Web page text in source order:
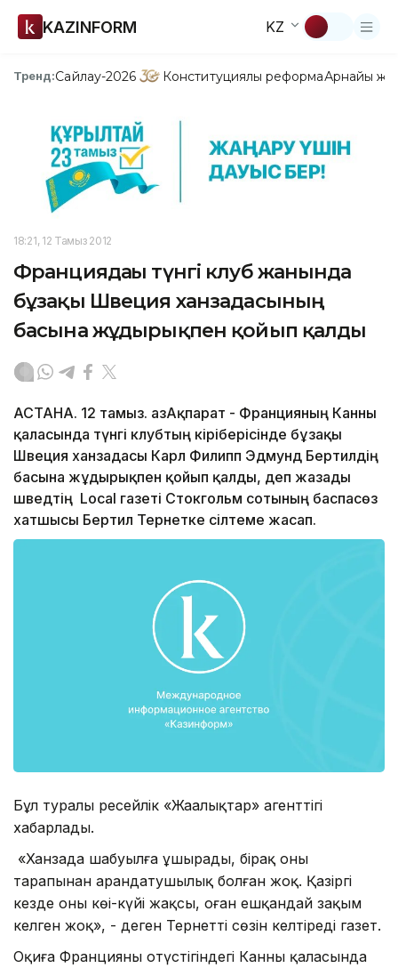
KAZINFORM KZ
Тренд:Сайлау-2026 Конституциялық реформаАрнайы
18:21, 12 Тамыз 2012
Франциядағы түнгі клуб жанында
бұзақы Швеция ханзадасының
басына жұдырықпен қойып қалды
АСТАНА. 12 тамыз. ҚазАқпарат - Францияның Канны
қаласында түнгі клубтың кіріберісінде бұзақы
Швеция ханзадасы Карл Филипп Эдмунд Бертилдің
басына жұдырықпен қойып қалды, деп жазады
шведтің Local газеті Стокгольм сотының баспасөз
хатшысы Бертил Тернетке сілтеме жасап.
Бұл туралы ресейлік «Жаңалықтар» агенттігі
хабарлады.
«Ханзада шабуылға ұшырады, бірақ оның
тарапынан арандатушылық болған жоқ. Қазіргі
кезде оның көңі-күйі жақсы, оған ешқандай зақым
келген жоқ», - деген Тернеттің сөзін келтіреді газет.
Оқиға Францияның оңтүстігіндегі Канны қаласында